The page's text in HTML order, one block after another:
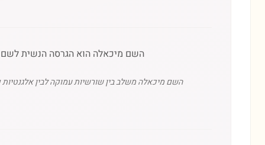
השם מיכאלה הוא הגרסה הנשית לשם
השם מיכאלה משלב בין שורשיות עמוקה לבין